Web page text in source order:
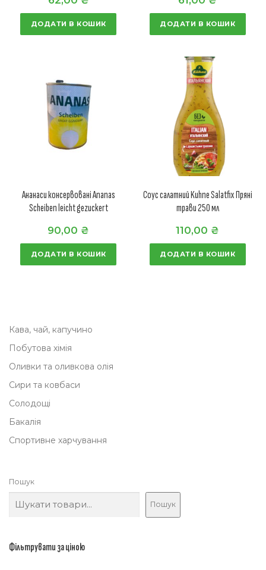
ДОДАТИ В КОШИК ДОДАТИ В КОШИК
Ананаси консервовані Ananas
Scheiben leicht gezuckert
90,00 ₴
ДОДАТИ В КОШИК
Соус салатний Kuhne Salatfix Пряні
трави 250 мл
110,00 ₴
ДОДАТИ В КОШИК
Кава, чай, капучино
Побутова хімія
Оливки та оливкова олія
Сири та ковбаси
Солодощі
Бакалія
Спортивне харчування
Пошук
Пошук
Фільтрувати за ціною